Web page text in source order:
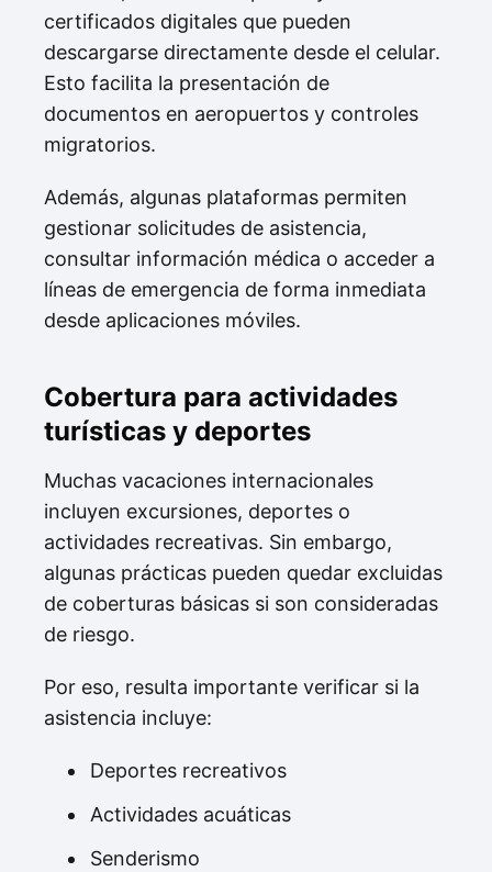
certificados digitales que pueden
descargarse directamente desde el celular.
Esto facilita la presentación de
documentos en aeropuertos y controles
migratorios.
Además, algunas plataformas permiten
gestionar solicitudes de asistencia,
consultar información médica o acceder a
líneas de emergencia de forma inmediata
desde aplicaciones móviles.
Cobertura para actividades
turísticas y deportes
Muchas vacaciones internacionales
incluyen excursiones, deportes o
actividades recreativas. Sin embargo,
algunas prácticas pueden quedar excluidas
de coberturas básicas si son consideradas
de riesgo.
Por eso, resulta importante verificar si la
asistencia incluye:
Deportes recreativos
Actividades acuáticas
Senderismo